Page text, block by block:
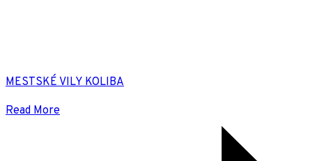
MESTSKÉ VILY KOLIBA
Read More